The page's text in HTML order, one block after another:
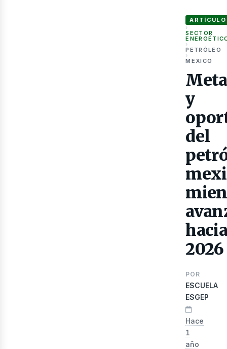
ARTÍCULO
›
SECTOR
›
PETRÓLEO
›
MEXICO
y
del
2026
POR
ESCUELA
ESGEP
Hace
1
año